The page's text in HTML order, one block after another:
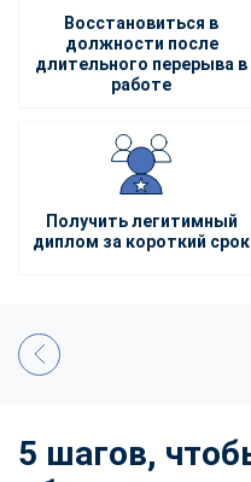
Восстановиться в
должности после
длительного перерыва в
работе
Получить легитимный
диплом за короткий срок
5 шагов,